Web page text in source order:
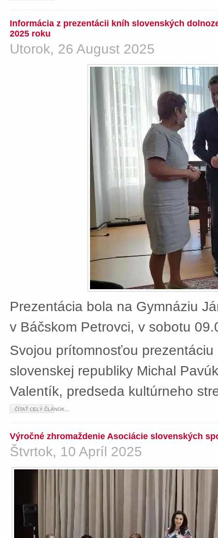
Informácia z prezentácii kníh slovenských
2025 roku
Utorok, 26 August 2025
Prezentácia bola na Gymnáziu
v Báčskom Petrovci, v sobotu
Svojou prítomnosťou
slovenskej republiky Michal
Valentík, predseda kultúrneho
ČÍTAŤ CELÝ ČLÁNOK...
Výročné zhromaždenie Asociácie slovenských
Štvrtok, 10 Apríl 2025